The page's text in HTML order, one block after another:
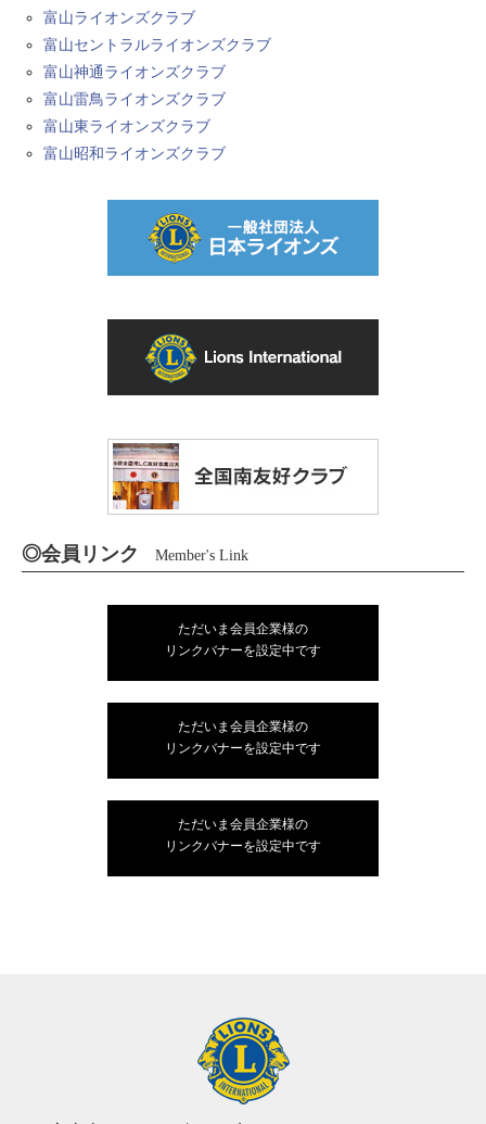
富山ライオンズクラブ
富山セントラルライオンズクラブ
富山神通ライオンズクラブ
富山雷鳥ライオンズクラブ
富山東ライオンズクラブ
富山昭和ライオンズクラブ
◎会員リンク Member's Link
ただいま会員企業様の
リンクバナーを設定中です
ただいま会員企業様の
リンクバナーを設定中です
ただいま会員企業様の
リンクバナーを設定中です